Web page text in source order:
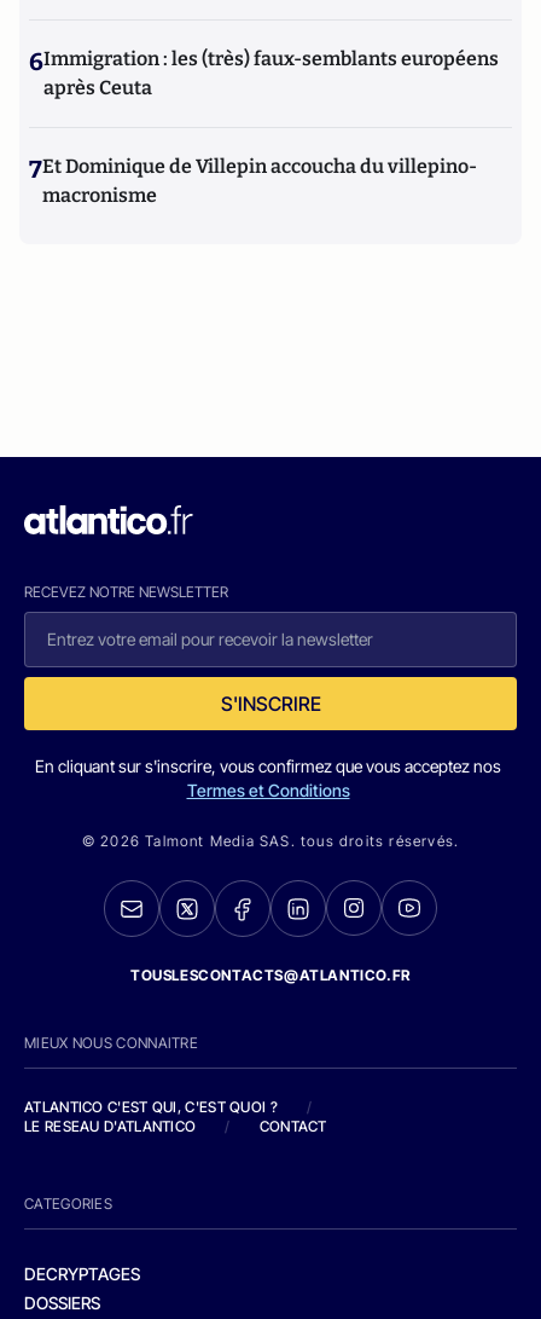
6Immigration : les (très) faux-semblants européens
après Ceuta
7Et Dominique de Villepin accoucha du villepino-
macronisme
RECEVEZ NOTRE NEWSLETTER
S'INSCRIRE
En cliquant sur s'inscrire, vous confirmez que vous acceptez nos
Termes et Conditions
© 2026 Talmont Media SAS. tous droits réservés.
TOUSLESCONTACTS@ATLANTICO.FR
MIEUX NOUS CONNAITRE
ATLANTICO C'EST QUI, C'EST QUOI ?
/
LE RESEAU D'ATLANTICO
/ CONTACT
CATEGORIES
DECRYPTAGES
DOSSIERS